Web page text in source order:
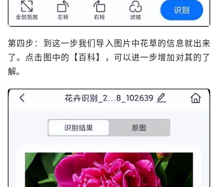
第四步：到这一步我们导入图片中花草的信息就出来
了。点击图中的【百科】，可以进一步增加对其的了
解。